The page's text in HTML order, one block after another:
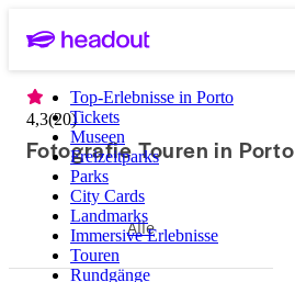
Top-Erlebnisse in Porto
Tickets
Museen
Freizeitparks
Parks
City Cards
Landmarks
Immersive Erlebnisse
Touren
Rundgänge
4,3(20)
Fotografie Touren in Porto
Alle